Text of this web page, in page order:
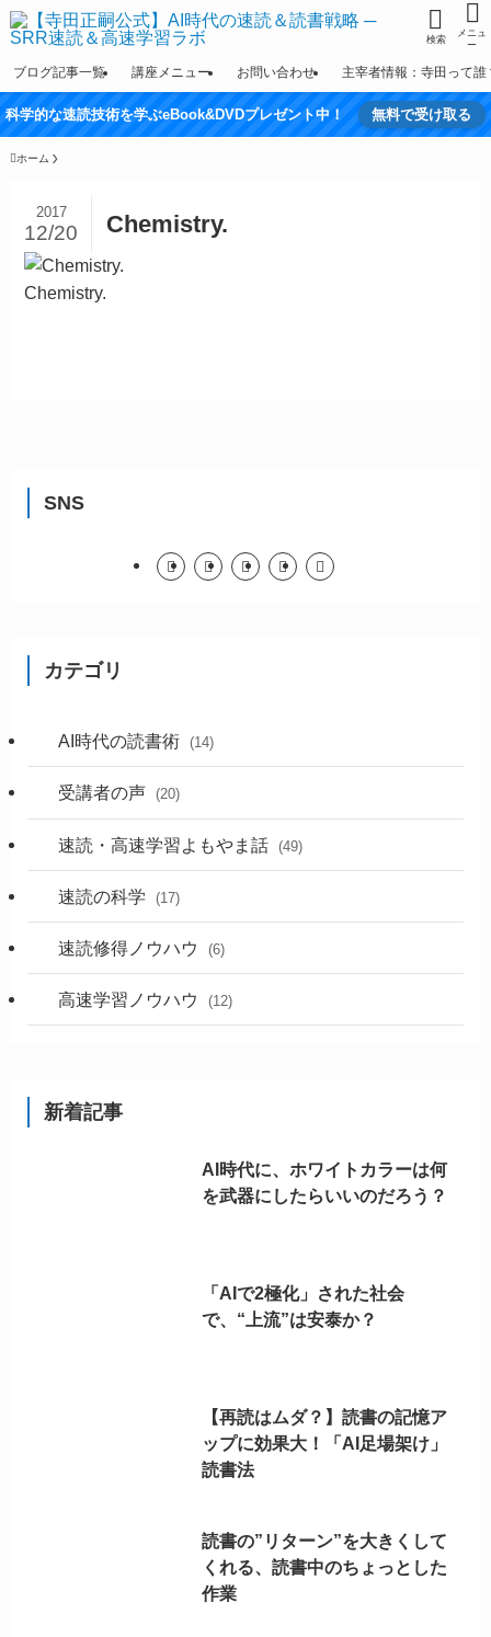
検索
メニュ
ー
ブログ記事一覧 講座メニュー お問い合わせ 主宰者情報：寺田って誰
科学的な速読技術を学ぶeBook&DVDプレゼント中！ 無料で受け取る
ホーム
Chemistry.
2017
12/20
Chemistry.
SNS
カテゴリ
AI時代の読書術 (14)
受講者の声 (20)
速読・高速学習よもやま話 (49)
速読の科学 (17)
速読修得ノウハウ (6)
高速学習ノウハウ (12)
新着記事
AI時代に、ホワイトカラーは何
を武器にしたらいいのだろう？
「AIで2極化」された社会
で、“上流”は安泰か？
【再読はムダ？】読書の記憶ア
ップに効果大！「AI足場架け」
読書法
読書の”リターン”を大きくして
くれる、読書中のちょっとした
作業